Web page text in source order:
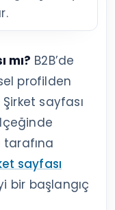
mı? B2B’de
profilden
sayfası
tarafına
sayfası
bir başlangıç